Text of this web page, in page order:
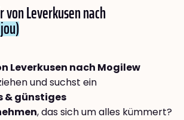
Leverkusen nach
Leverkusen nach Mogilew
und suchst ein
& günstiges
, das sich um alles kümmert?